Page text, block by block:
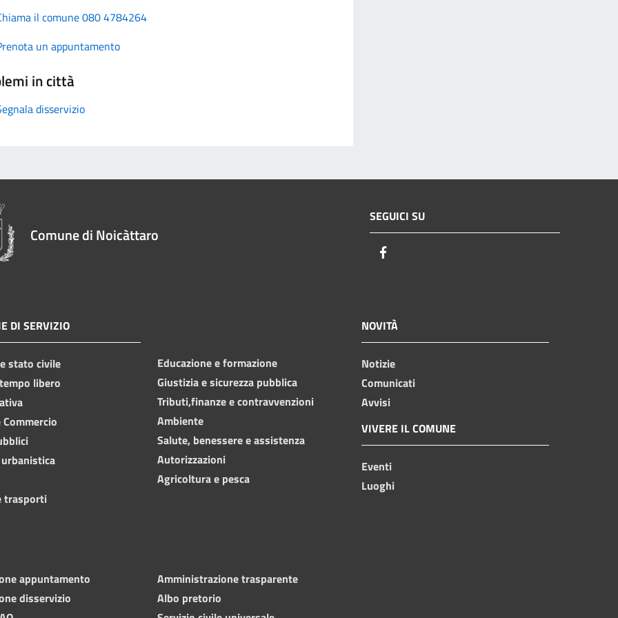
il comune 080 4784264
un appuntamento
in città
disservizio
Comune di Noicàttaro
SEGUICI SU
DI SERVIZIO
stato civile
libero
trasporti
Educazione e formazione
Giustizia e sicurezza pubblica
Tributi,finanze e contravvenzioni
Ambiente
Salute, benessere e assistenza
Autorizzazioni
Agricoltura e pesca
NOVITÀ
Notizie
Comunicati
Avvisi
VIVERE IL COMUNE
Eventi
Luoghi
appuntamento
disservizio
Amministrazione trasparente
Albo pretorio